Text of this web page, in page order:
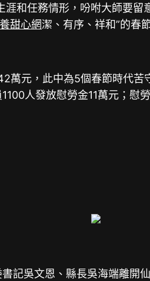
涯和任務情形，吩咐大師要
甜心網潔、有序、祥和”的春
元，此中為5個春節時代苦
人發放慰勞金11萬元；
吳文恩、縣長吳海端離開